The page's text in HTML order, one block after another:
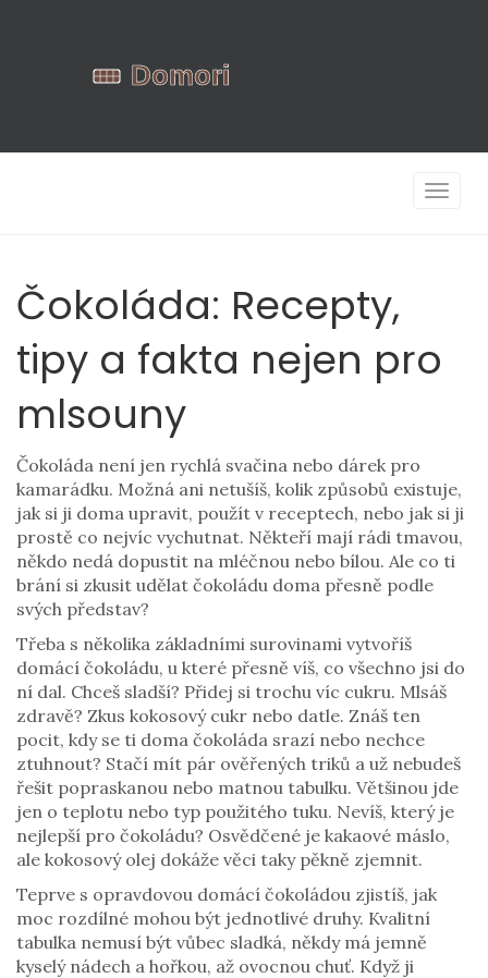
Čokoláda: Recepty,
tipy a fakta nejen pro
mlsouny
Čokoláda není jen rychlá svačina nebo dárek pro
kamarádku. Možná ani netušíš, kolik způsobů existuje,
jak si ji doma upravit, použít v receptech, nebo jak si ji
prostě co nejvíc vychutnat. Někteří mají rádi tmavou,
někdo nedá dopustit na mléčnou nebo bílou. Ale co ti
brání si zkusit udělat čokoládu doma přesně podle
svých představ?
Třeba s několika základními surovinami vytvoříš
domácí čokoládu, u které přesně víš, co všechno jsi do
ní dal. Chceš sladší? Přidej si trochu víc cukru. Mlsáš
zdravě? Zkus kokosový cukr nebo datle. Znáš ten
pocit, kdy se ti doma čokoláda srazí nebo nechce
ztuhnout? Stačí mít pár ověřených triků a už nebudeš
řešit popraskanou nebo matnou tabulku. Většinou jde
jen o teplotu nebo typ použitého tuku. Nevíš, který je
nejlepší pro čokoládu? Osvědčené je kakaové máslo,
ale kokosový olej dokáže věci taky pěkně zjemnit.
Teprve s opravdovou domácí čokoládou zjistíš, jak
moc rozdílné mohou být jednotlivé druhy. Kvalitní
tabulka nemusí být vůbec sladká, někdy má jemně
kyselý nádech a hořkou, až ovocnou chuť. Když ji